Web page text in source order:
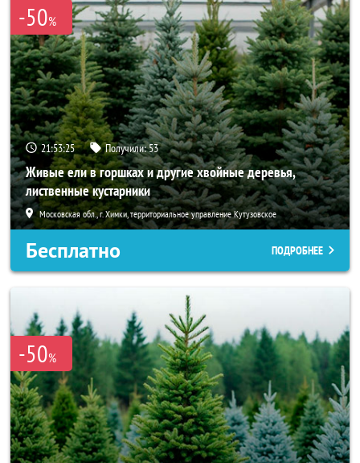
-50%
21:53:24 Получили:53
Живые ели в горшках и другие хвойные деревья,
лиственные кустарники
Московская обл., г. Химки, территориальное управление Кутузовское
Бесплатно ПОДРОБНЕЕ
-50%